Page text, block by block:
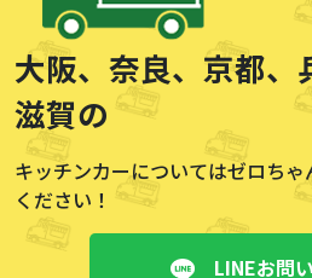
大阪、奈良、京都、
滋賀の
キッチンカーについてはゼロち
ください！
LINEお問